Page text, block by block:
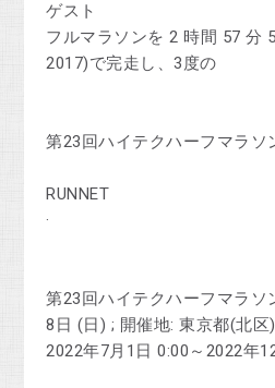
ゲスト
フルマラソンを 2 時間 57 分
2017)で完走し、3度の
第23回ハイテクハーフマラソ
RUNNET
·
第23回ハイテクハーフマラソ
8日 (日) ; 開催地: 東京都(北区
2022年7月1日 0:00～2022年